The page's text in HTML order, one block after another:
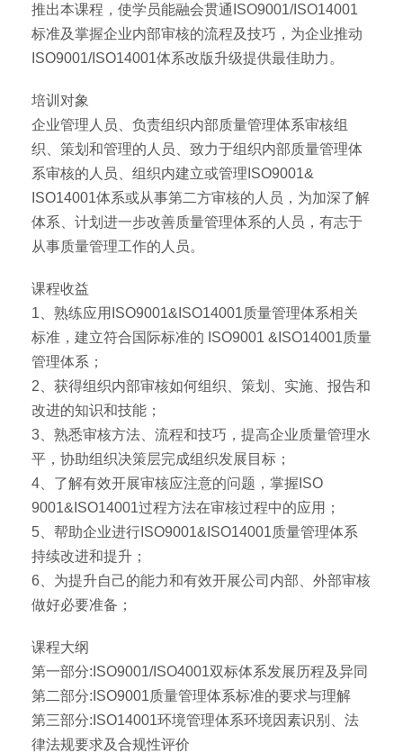
推出本课程，使学员能融会贯通ISO9001/ISO14001
标准及掌握企业内部审核的流程及技巧，为企业推动
ISO9001/ISO14001体系改版升级提供最佳助力。
培训对象
企业管理人员、负责组织内部质量管理体系审核组
织、策划和管理的人员、致力于组织内部质量管理体
系审核的人员、组织内建立或管理ISO9001&
ISO14001体系或从事第二方审核的人员，为加深了解
体系、计划进一步改善质量管理体系的人员，有志于
从事质量管理工作的人员。
课程收益
1、熟练应用ISO9001&ISO14001质量管理体系相关
标准，建立符合国际标准的 ISO9001 &ISO14001质量
管理体系；
2、获得组织内部审核如何组织、策划、实施、报告和
改进的知识和技能；
3、熟悉审核方法、流程和技巧，提高企业质量管理水
平，协助组织决策层完成组织发展目标；
4、了解有效开展审核应注意的问题，掌握ISO
9001&ISO14001过程方法在审核过程中的应用；
5、帮助企业进行ISO9001&ISO14001质量管理体系
持续改进和提升；
6、为提升自己的能力和有效开展公司内部、外部审核
做好必要准备；
课程大纲
第一部分:ISO9001/ISO4001双标体系发展历程及异同
第二部分:ISO9001质量管理体系标准的要求与理解
第三部分:ISO14001环境管理体系环境因素识别、法
律法规要求及合规性评价